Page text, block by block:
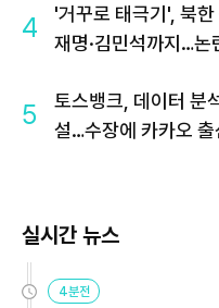
4
'거꾸로 태극기', 북
재명·김민석까지…논
5
토스뱅크, 데이터 분
설…수장에 카카오 출
실시간 뉴스
4분전